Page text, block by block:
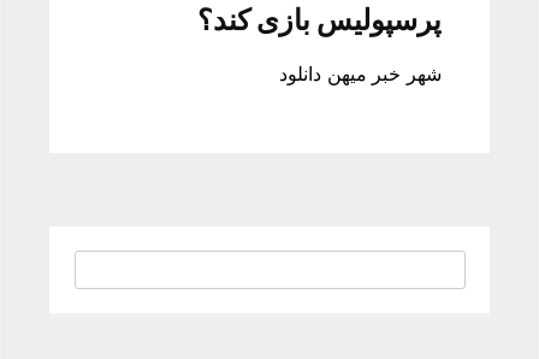
پرسپولیس بازی کند؟
شهر خبر میهن دانلود